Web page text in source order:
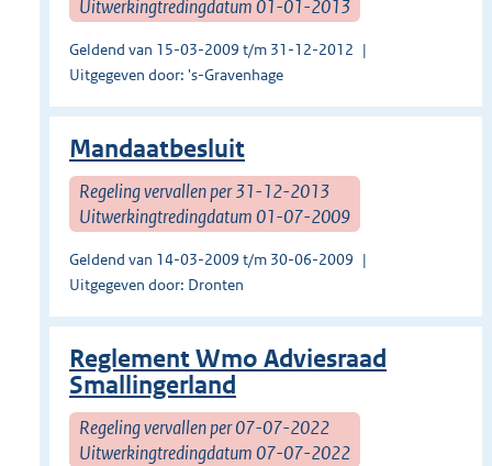
Uitwerkingtredingdatum 01-01-2013
Geldend van 15-03-2009 t/m 31-12-2012
Uitgegeven door: 's-Gravenhage
Mandaatbesluit
Regeling vervallen per 31-12-2013
Uitwerkingtredingdatum 01-07-2009
Geldend van 14-03-2009 t/m 30-06-2009
Uitgegeven door: Dronten
Reglement Wmo Adviesraad
Smallingerland
Regeling vervallen per 07-07-2022
Uitwerkingtredingdatum 07-07-2022